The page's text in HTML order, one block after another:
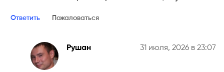
Ответить Пожаловаться
Рушан 31 июля, 2026 в 23:07